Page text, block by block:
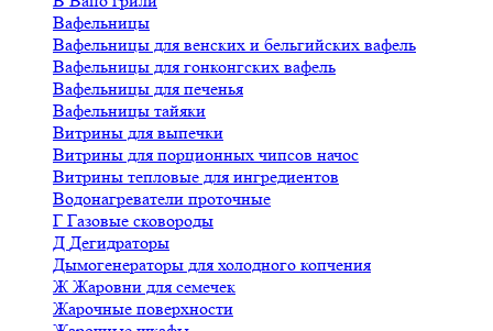
Вафельницы
Вафельницы для венских и бельгийских вафель
Вафельницы для гонконгских вафель
Вафельницы для печенья
Вафельницы тайяки
Витрины для выпечки
Витрины для порционных чипсов начос
Витрины тепловые для ингредиентов
Водонагреватели проточные
Г Газовые сковороды
Д Дегидраторы
Дымогенераторы для холодного копчения
ЖЖаровни для семечек
Жарочные поверхности